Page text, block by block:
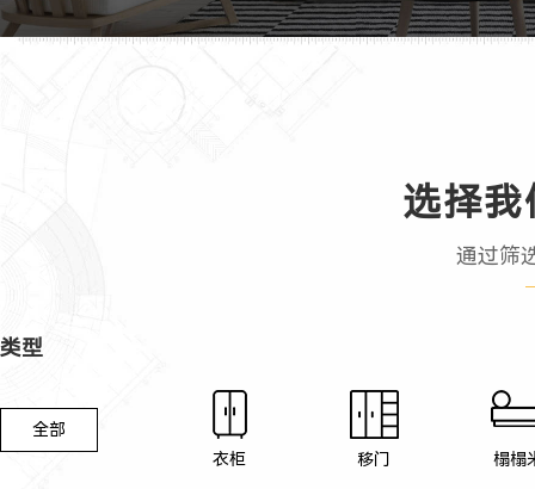
木门系
选择
通过筛
类型
全部
衣柜
移门 榻榻